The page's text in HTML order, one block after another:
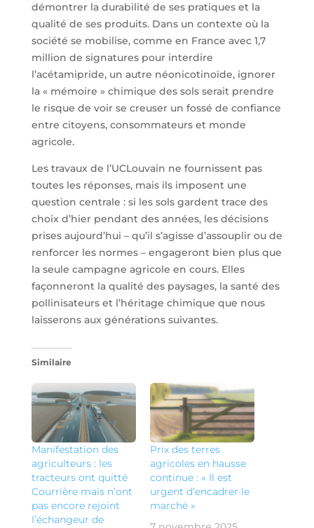
démontrer la durabilité de ses pratiques et la
qualité de ses produits. Dans un contexte où la
société se mobilise, comme en France avec 1,7
million de signatures pour interdire
l’acétamipride, un autre néonicotinoïde, ignorer
la « mémoire » chimique des sols serait prendre
le risque de voir se creuser un fossé de confiance
entre citoyens, consommateurs et monde
agricole.
Les travaux de l’UCLouvain ne fournissent pas
toutes les réponses, mais ils imposent une
question centrale : si les sols gardent trace des
choix d’hier pendant des années, les décisions
prises aujourd’hui – qu’il s’agisse d’assouplir ou de
renforcer les normes – engageront bien plus que
la seule campagne agricole en cours. Elles
façonneront la qualité des paysages, la santé des
pollinisateurs et l’héritage chimique que nous
laisserons aux générations suivantes.
Similaire
Manifestation des
agriculteurs : les
tracteurs ont quitté
Courrière mais n’ont
pas encore rejoint
l’échangeur de
Prix des terres
agricoles en hausse
continue : « Il est
urgent d’encadrer le
marché »